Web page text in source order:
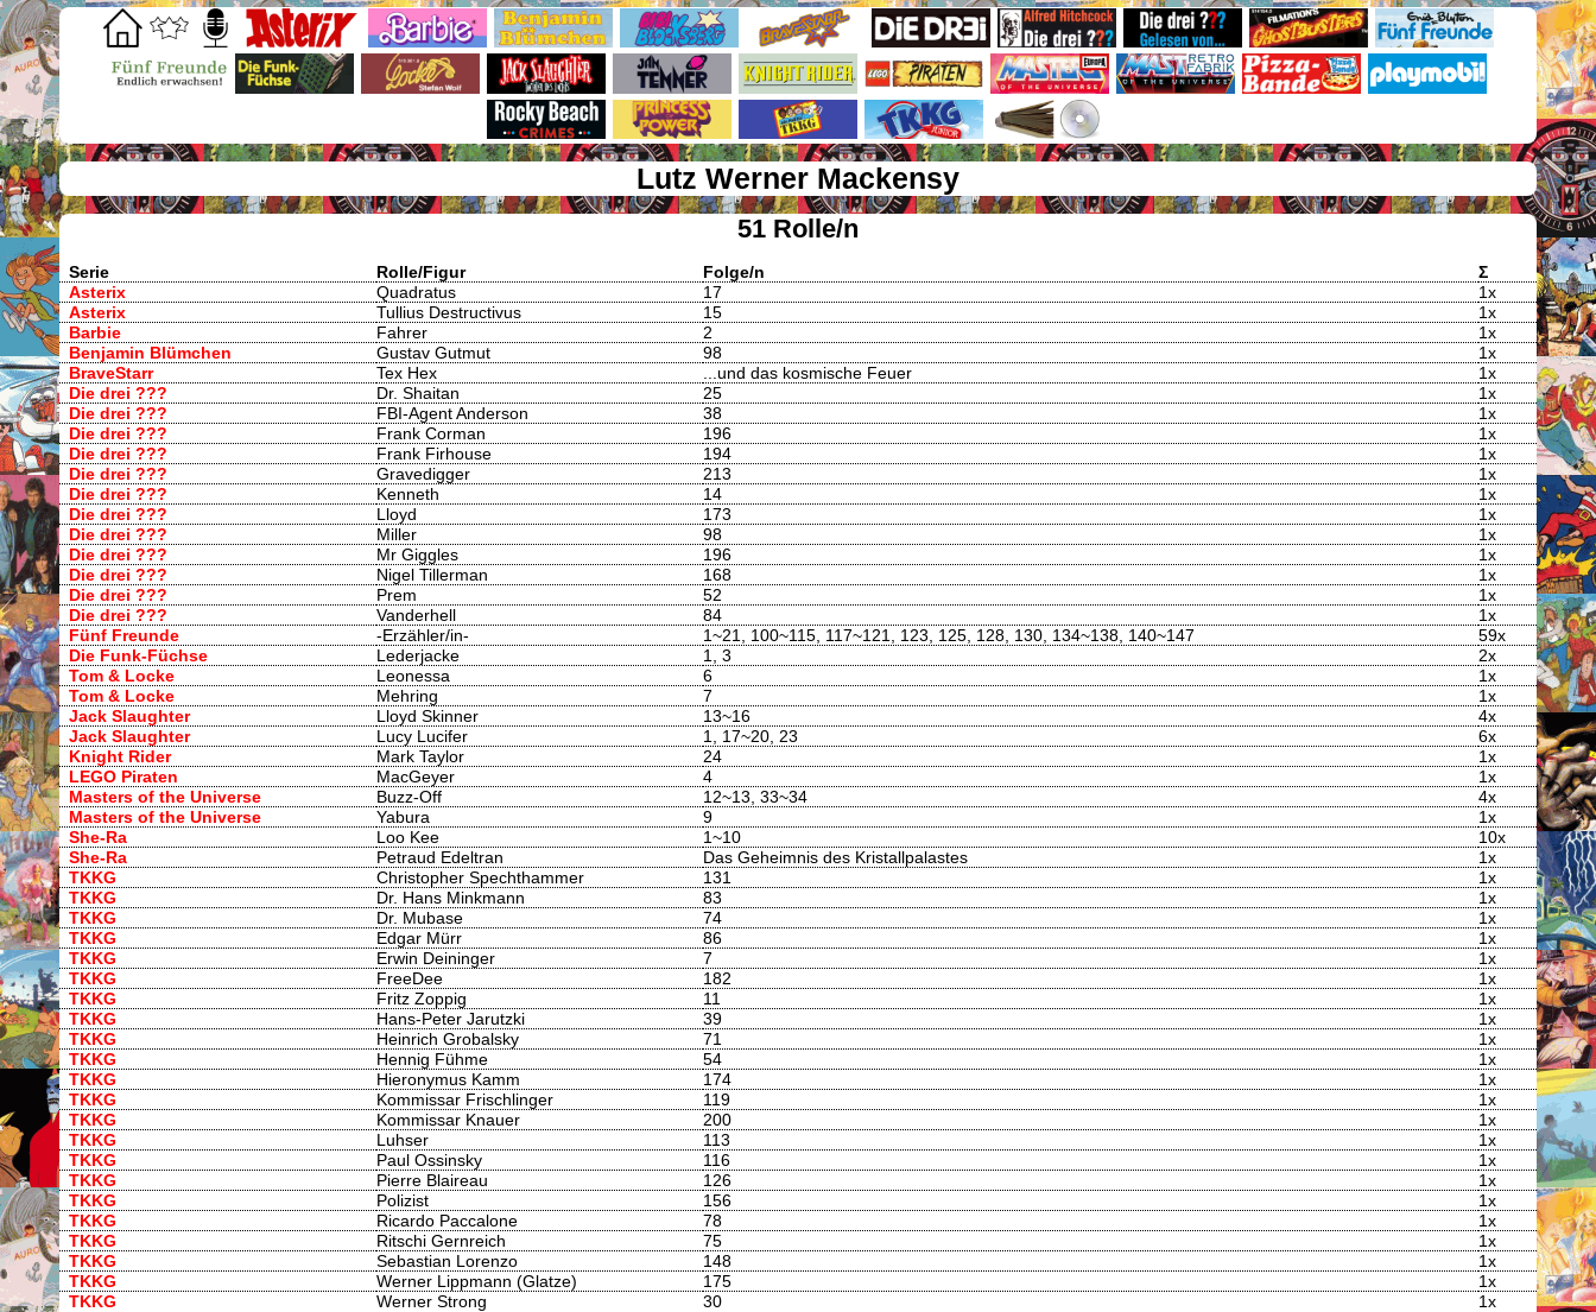
Lutz Werner Mackensy
51 Rolle/n
Serie Rolle/Figur Folge/n
Σ
Asterix
Quadratus 17
1x
Asterix
Tullius Destructivus 15
1x
Barbie
Fahrer 2
1x
Benjamin Blümchen
Gustav Gutmut 98
1x
BraveStarr
Tex Hex ...und das kosmische Feuer
1x
Die drei ???
Dr. Shaitan 25
1x
Die drei ???
FBI-Agent Anderson 38
1x
Die drei ???
Frank Corman 196
1x
Die drei ???
Frank Firhouse 194
1x
Die drei ???
Gravedigger 213
1x
Die drei ???
Kenneth 14
1x
Die drei ???
Lloyd 173
1x
Die drei ???
Miller 98
1x
Die drei ???
Mr Giggles 196
1x
Die drei ???
Nigel Tillerman 168
1x
Die drei ???
Prem 52
1x
Die drei ???
Vanderhell 84
1x
Fünf Freunde
-Erzähler/in- 1~21, 100~115, 117~121, 123, 125, 128, 130, 134~138, 140~147
59x
Die Funk-Füchse
Lederjacke 1, 3
2x
Tom & Locke
Leonessa 6
1x
Tom & Locke
Mehring 7
1x
Jack Slaughter
Lloyd Skinner 13~16
4x
Jack Slaughter
Lucy Lucifer 1, 17~20, 23
6x
Knight Rider
Mark Taylor 24
1x
LEGO Piraten
MacGeyer 4
1x
Masters of the Universe
Buzz-Off 12~13, 33~34
4x
Masters of the Universe
Yabura 9
1x
She-Ra
Loo Kee 1~10
10x
She-Ra
Petraud Edeltran Das Geheimnis des Kristallpalastes
1x
TKKG
Christopher Spechthammer 131
1x
TKKG
Dr. Hans Minkmann 83
1x
TKKG
Dr. Mubase 74
1x
TKKG
Edgar Mürr 86
1x
TKKG
Erwin Deininger 7
1x
TKKG
FreeDee 182
1x
TKKG
Fritz Zoppig 11
1x
TKKG
Hans-Peter Jarutzki 39
1x
TKKG
Heinrich Grobalsky 71
1x
TKKG
Hennig Fühme 54
1x
TKKG
Hieronymus Kamm 174
1x
TKKG
Kommissar Frischlinger 119
1x
TKKG
Kommissar Knauer 200
1x
TKKG
Luhser 113
1x
TKKG
Paul Ossinsky 116
1x
TKKG
Pierre Blaireau 126
1x
TKKG
Polizist 156
1x
TKKG
Ricardo Paccalone 78
1x
TKKG
Ritschi Gernreich 75
1x
TKKG
Sebastian Lorenzo 148
1x
TKKG
Werner Lippmann (Glatze) 175
1x
TKKG
Werner Strong 30 1x